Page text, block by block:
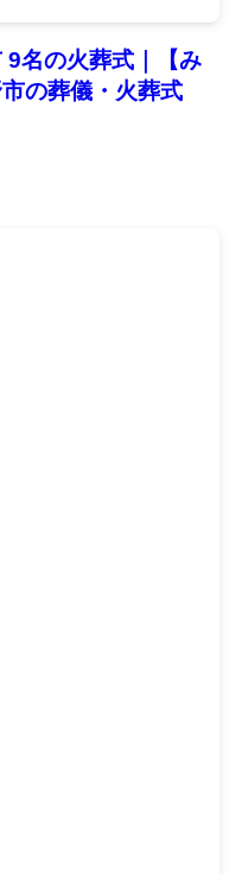
9名の火葬式｜【み
の葬儀・火葬式